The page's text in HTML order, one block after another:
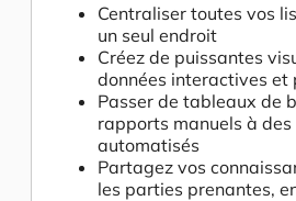
Centraliser toutes vos
un seul endroit
Créez de puissantes
données interactives et
Passer de tableaux de
rapports manuels à
automatisés
Partagez vos
les parties prenantes,